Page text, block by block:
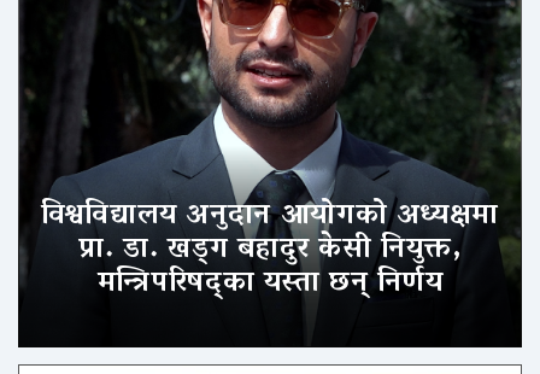
विश्वविद्यालय अनुदान आयोगको अध्यक्षमा
प्रा. डा. खड्ग बहादुर केसी नियुक्त,
मन्त्रिपरिषद्का यस्ता छन् निर्णय